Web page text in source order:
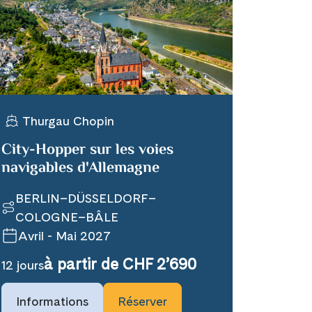
Thurgau Chopin
City-Hopper sur les voies
navigables d'Allemagne
BERLIN–DÜSSELDORF–
COLOGNE–BÂLE
Avril - Mai 2027
12 joursà partir de CHF 2’690
Informations Réserver